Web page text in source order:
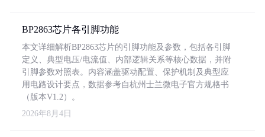
BP2863芯片各引脚功能
本文详细解析BP2863芯片的引脚功能及参数，包括各引脚
定义、典型电压/电流值、内部逻辑关系等核心数据，并附
引脚参数对照表。内容涵盖驱动配置、保护机制及典型应
用电路设计要点，数据参考自杭州士兰微电子官方规格书
（版本V1.2）。
2026年8月4日